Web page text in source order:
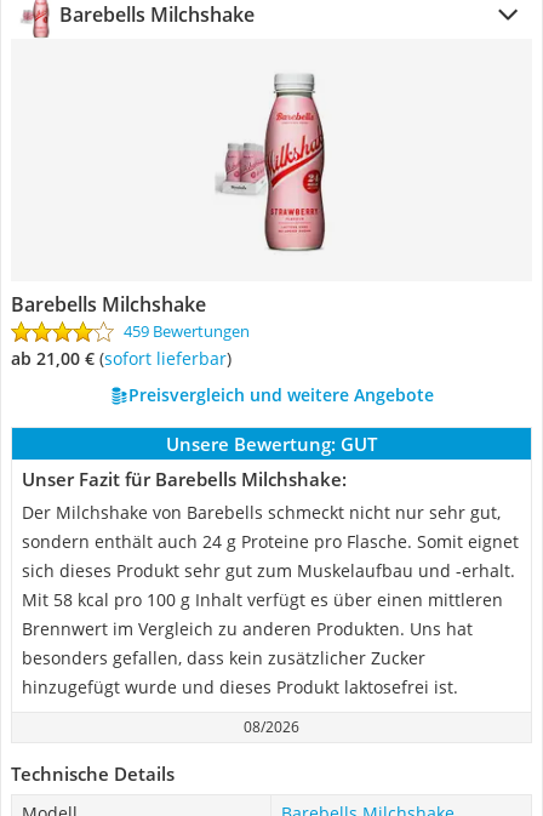
Barebells Milchshake
Barebells Milchshake
459 Bewertungen
ab 21,00 € ( Sofort lieferbar)
Preisvergleich und weitere Angebote
Unsere Bewertung: GUT
Unser Fazit für Barebells Milchshake:
Der Milchshake von Barebells schmeckt nicht nur sehr gut,
sondern enthält auch 24 g Proteine pro Flasche. Somit eignet
sich dieses Produkt sehr gut zum Muskelaufbau und -erhalt.
Mit 58 kcal pro 100 g Inhalt verfügt es über einen mittleren
Brennwert im Vergleich zu anderen Produkten. Uns hat
besonders gefallen, dass kein zusätzlicher Zucker
hinzugefügt wurde und dieses Produkt laktosefrei ist.
08/2026
Technische Details